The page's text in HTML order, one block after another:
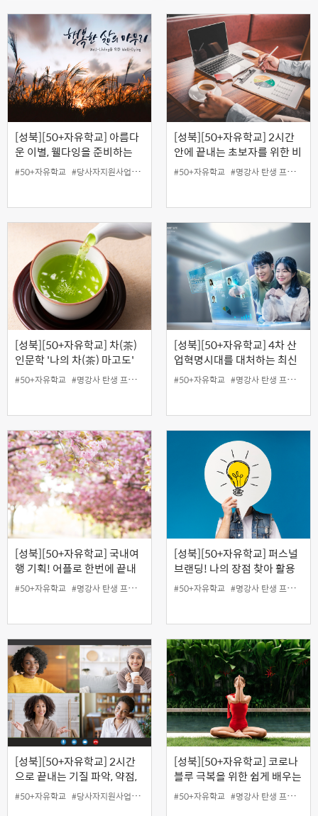
[성북][50+자유학교] 아름다
운 이별, 웰다잉을 준비하는
방법
#50+자유학교 #당사자지원사업 #무료 #성북홍보왕 #온라인 #지역협력사업
[성북][50+자유학교] 2시간
안에 끝내는 초보자를 위한 비
지니스 엑셀
#50+자유학교 #명강사 탄생 프로젝트
[성북][50+자유학교] 차(茶)
인문학 '나의 차(茶) 마고도'
#50+자유학교 #명강사 탄생 프로젝트
[성북][50+자유학교] 4차 산
업혁명시대를 대처하는 최신
지능이론
#50+자유학교 #명강사 탄생 프로젝트
[성북][50+자유학교] 국내여
행 기획! 어플로 한번에 끝내
기!
#50+자유학교 #명강사 탄생 프로젝트
[성북][50+자유학교] 퍼스널
브랜딩! 나의 장점 찾아 활용
하기
#50+자유학교 #명강사 탄생 프로젝트
[성북][50+자유학교] 2시간
으로 끝내는 기질 파악, 약점,
보완점 이해
#50+자유학교 #당사자지원사업 #무료 #성북홍보왕 #온라인 #지역협력사업
[성북][50+자유학교] 코로나
블루 극복을 위한 쉽게 배우는
요가댄스
#50+자유학교 #명강사 탄생 프로젝트